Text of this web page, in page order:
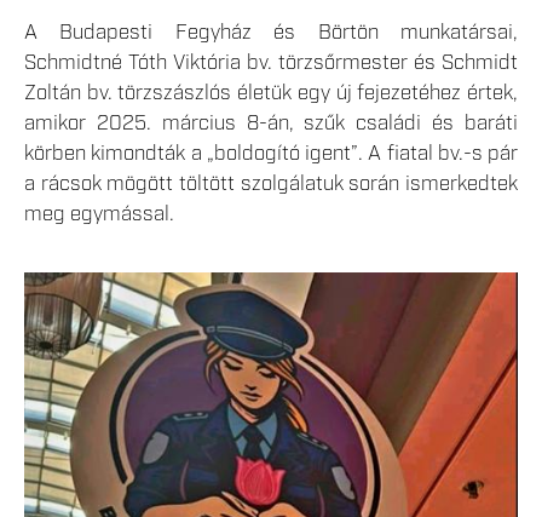
A Budapesti Fegyház és Börtön munkatársai,
Schmidtné Tóth Viktória bv. törzsőrmester és Schmidt
Zoltán bv. törzszászlós életük egy új fejezetéhez értek,
amikor 2025. március 8-án, szűk családi és baráti
körben kimondták a „boldogító igent”. A fiatal bv.-s pár
a rácsok mögött töltött szolgálatuk során ismerkedtek
meg egymással.